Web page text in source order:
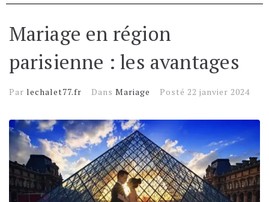
Mariage en région
parisienne : les avantages
Par lechalet77.fr Dans Mariage Posté 22 janvier 2024